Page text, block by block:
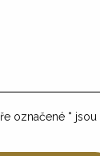
označené * jsou